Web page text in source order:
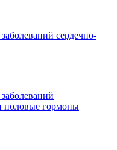
сердечно-
половые гормоны